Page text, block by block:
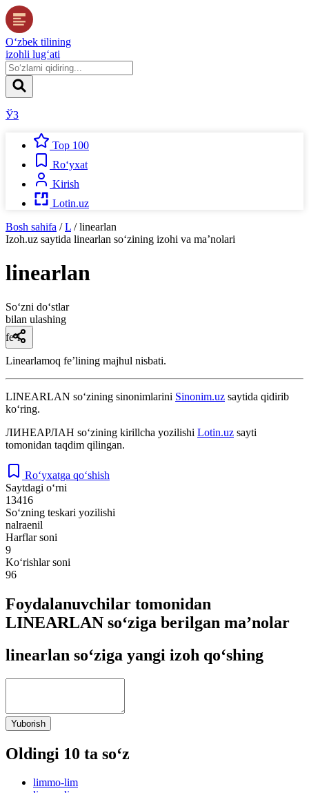
O‘zbek tilining
izohli lug‘ati
ЎЗ
Top 100
Ro‘yxat
Kirish
Lotin.uz
Bosh sahifa / L / linearlan
Izoh.uz saytida linearlan so‘zining izohi va ma’nolari
linearlan
So‘zni do‘stlar
bilan ulashing
fe’l
Linearlamoq feʼlining majhul nisbati.
LINEARLAN so‘zining sinonimlarini Sinonim.uz saytida qidirib
ko‘ring.
ЛИНЕАРЛАН so‘zining kirillcha yozilishi Lotin.uz sayti
tomonidan taqdim qilingan.
Ro‘yxatga qo‘shish
Saytdagi o‘rni
13416
So‘zning teskari yozilishi
nalraenil
Harflar soni
9
Ko‘rishlar soni
96
Foydalanuvchilar tomonidan
LINEARLAN so‘ziga berilgan ma’nolar
linearlan so‘ziga yangi izoh qo‘shing
Yuborish
Oldingi 10 ta so‘z
limmo-lim